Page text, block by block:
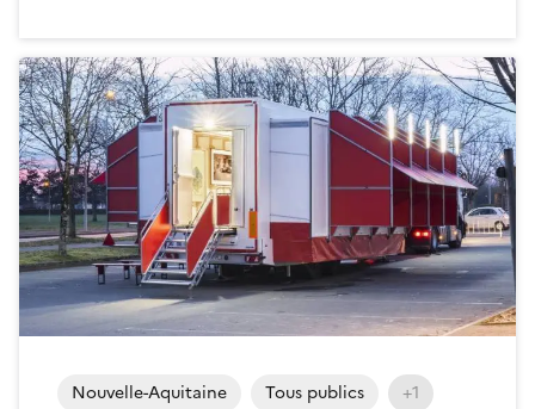
Nouvelle-Aquitaine Tous publics +1